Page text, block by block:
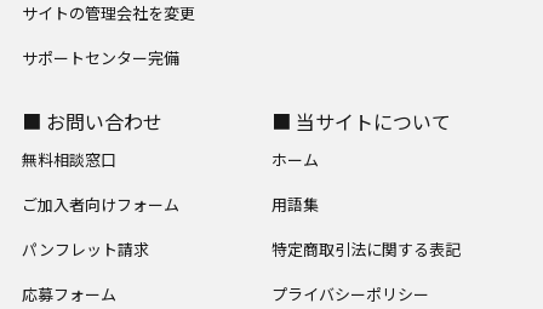
サイトの管理会社を変更
サポートセンター完備
■ お問い合わせ
無料相談窓口
ご加入者向けフォーム
パンフレット請求
応募フォーム
■ 当サイトについて
ホーム
用語集
特定商取引法に関する表記
プライバシーポリシー